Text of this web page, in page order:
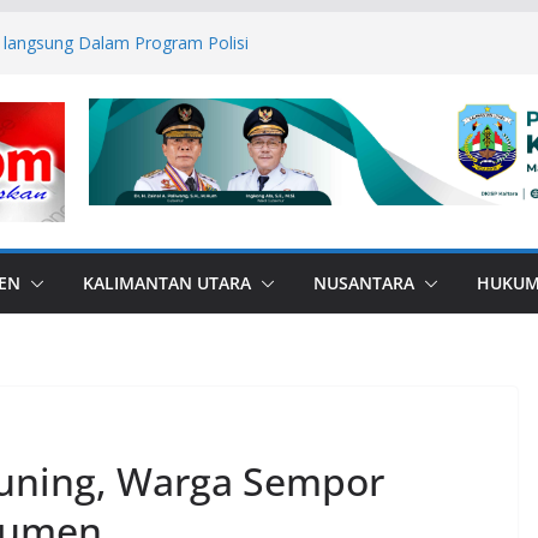
Dalam Program Polisi
Kodim 1506/Namlea Bersama Yonif
Mulai Pembangunan Jembatan
Ilath
Bupati Nunukan dan Forkopimda
Harapan para Tahanan
Kaki Air, Wujud Bakti Gabungan TNI
KALIMANTAN UTARA NUSANTARA
Warga Sempor